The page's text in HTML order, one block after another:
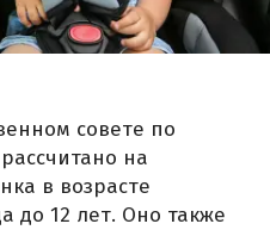
совете по
на
в возрасте
до 12 лет. Оно также